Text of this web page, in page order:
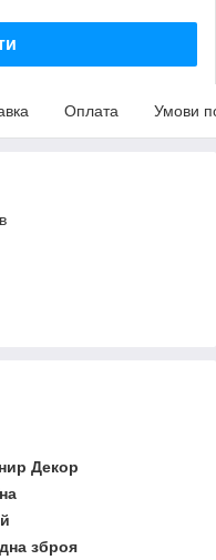
Оплата Умови
Декор
зброя